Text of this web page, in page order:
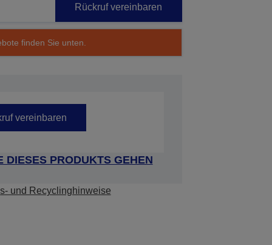
Rückruf vereinbaren
finden Sie unten.
vereinbaren
DIESES PRODUKTS GEHEN
und Recyclinghinweise